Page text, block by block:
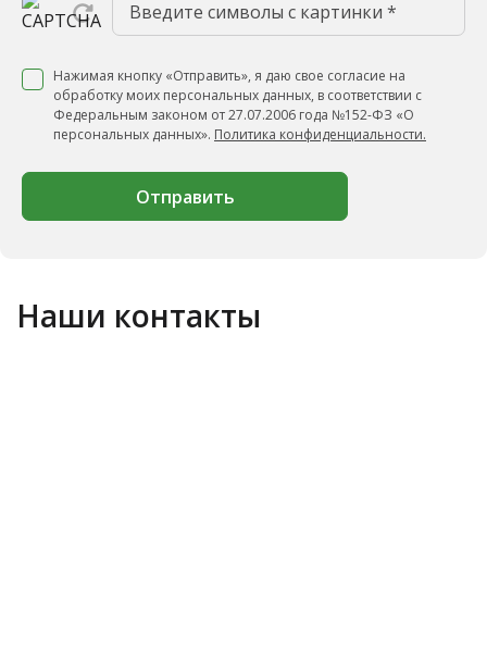
Нажимая кнопку «Отправить», я даю свое согласие на
обработку моих персональных данных, в соответствии с
Федеральным законом от 27.07.2006 года №152-ФЗ «О
персональных данных». Политика конфиденциальности.
Отправить
Наши контакты